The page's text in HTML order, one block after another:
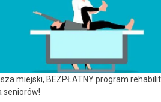
miejski, BEZPŁATNY program
seniorów!